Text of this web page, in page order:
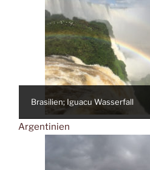
Brasilien; Iguacu Wasserfall
Argentinien